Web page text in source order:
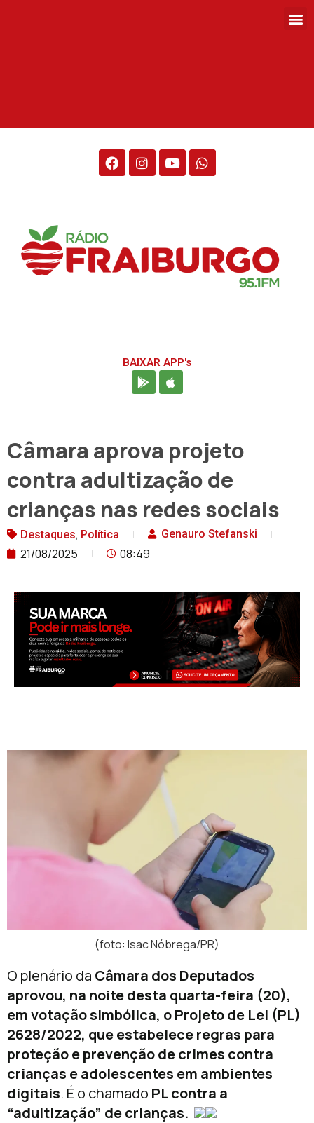
BAIXAR APP's
Câmara aprova projeto
contra adultização de
crianças nas redes sociais
Destaques, Política Genauro Stefanski
21/08/2025 08:49
(foto: Isac Nóbrega/PR)
O plenário da Câmara dos Deputados
aprovou, na noite desta quarta-feira (20),
em votação simbólica, o Projeto de Lei (PL)
2628/2022, que estabelece regras para
proteção e prevenção de crimes contra
crianças e adolescentes em ambientes
digitais. É o chamado PL contra a
“adultização” de crianças.